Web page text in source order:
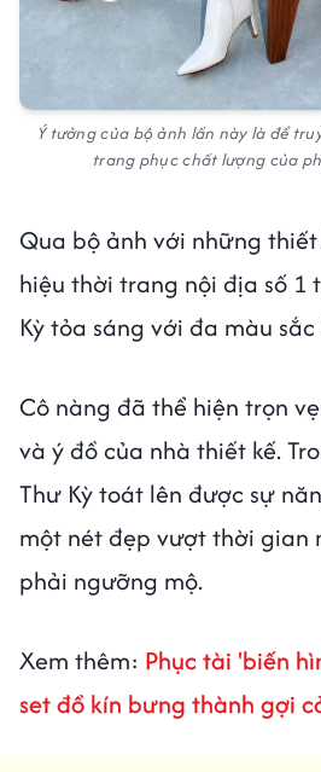
Ý tưởng của bộ ảnh lần này là để
trang phục chất lượng của
Qua bộ ảnh với những
hiệu thời trang nội địa số 1
Kỳ tỏa sáng với đa màu
Cô nàng đã thể hiện trọn
và ý đồ của nhà thiết kế.
Thư Kỳ toát lên được sự
một nét đẹp vượt thời gian
phải ngưỡng mộ.
Xem thêm: Phục tài 'biến
set đồ kín bưng thành gợi